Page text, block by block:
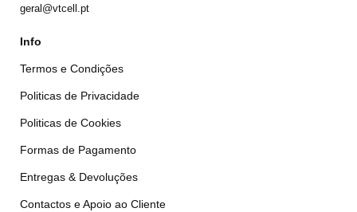
geral@vtcell.pt
Info
Termos e Condições
Politicas de Privacidade
Politicas de Cookies
Formas de Pagamento
Entregas & Devoluções
Contactos e Apoio ao Cliente